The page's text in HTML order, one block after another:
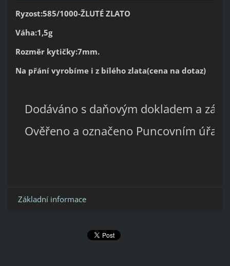
Ryzost:585/1000-ŽLUTÉ ZLATO
Váha:1,5g
Rozměr kytičky:7mm.
Na přání vyrobíme i z bílého zlata(cena na dotaz)
Dodáváno s daňovým dokladem a
Ověřeno a označeno Puncovním
Základní informace